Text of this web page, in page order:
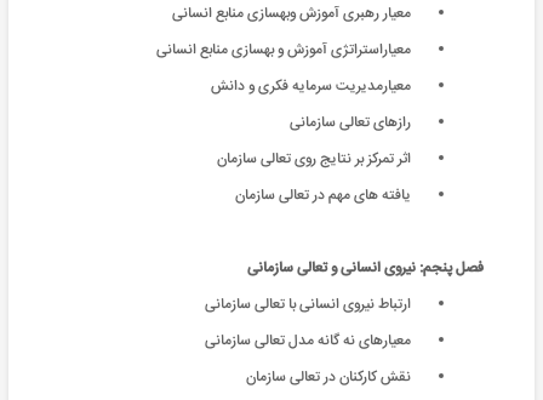
معیار رهبری آموزش وبهسازی منابع انسانی
معیاراستراتژی آموزش و بهسازی منابع انسانی
معیارمدیریت سرمایه فکری و دانش
رازهای تعالی سازمانی
اثر تمركز بر نتایج روی تعالی سازمان
یافته های مهم در تعالی سازمان
فصل پنجم: نیروی انسانی و تعالی سازمانی
ارتباط نیروی انسانی با تعالی سازمانی
معیارهای نه گانه مدل تعالی سازمانی
نقش کارکنان در تعالی سازمان